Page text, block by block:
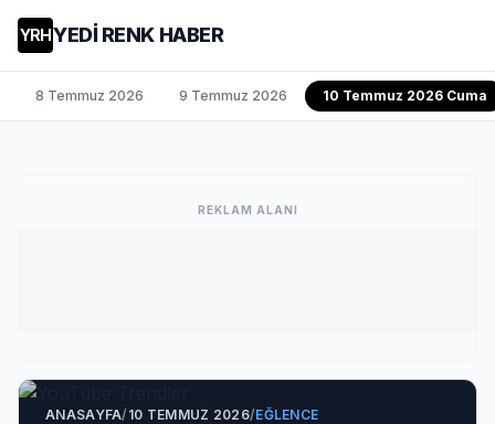
YRHYEDİ RENK HABER
8 Temmuz 2026 9 Temmuz 2026 10 Temmuz 2026 Cuma
REKLAM ALANI
ANASAYFA/10 TEMMUZ 2026/EĞLENCE